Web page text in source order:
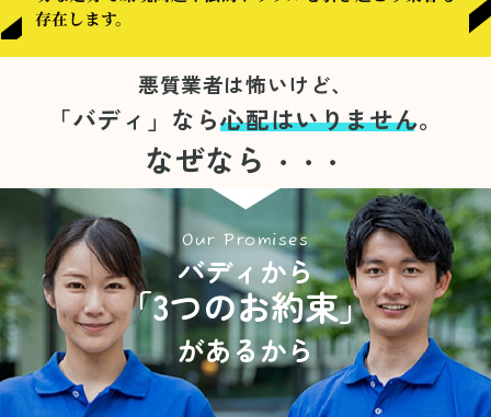
存在します。
悪質業者は怖いけど、
「バディ」なら心配はいりません。
なぜなら ・・・
Our Promises
バディから
「3つのお約束」
があるから